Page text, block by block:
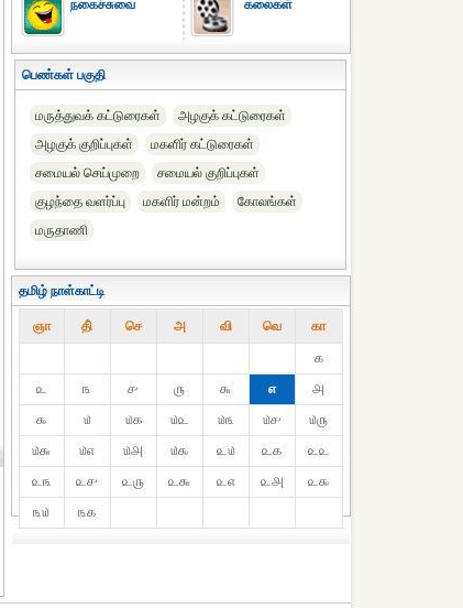
நகைச்சுவை கலைகள்
பெண்கள் பகுதி
மருத்துவக் கட்டுரைகள்
அழகுக் கட்டுரைகள்
அழகுக் குறிப்புகள்
மகளிர் கட்டுரைகள்
சமையல் செய்முறை
சமையல் குறிப்புகள்
குழந்தை வளர்ப்பு
மகளிர் மன்றம்
கோலங்கள்
மருதாணி
தமிழ் நாள்காட்டி
ஞா தி் செ அ வி வெ கா
௧
௨
௩ ௪ ௫ ௬ ௭
௮
௯
௰ ௰௧ ௰௨ ௰௩ ௰௪
௰௫
௰௬
௰௭ ௰௮ ௰௯ ௨௰ ௨௧
௨௨
௨௩
௨௪ ௨௫ ௨௬ ௨௭ ௨௮
௨௯
௩௰
௩௧